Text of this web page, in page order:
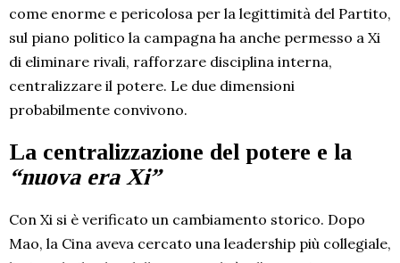
come enorme e pericolosa per la legittimità del Partito,
sul piano politico la campagna ha anche permesso a Xi
di eliminare rivali, rafforzare disciplina interna,
centralizzare il potere. Le due dimensioni
probabilmente convivono.
La centralizzazione del potere e la
“nuova era Xi”
Con Xi si è verificato un cambiamento storico. Dopo
Mao, la Cina aveva cercato una leadership più collegiale,